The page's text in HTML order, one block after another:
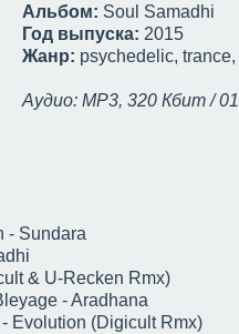
Альбом: Soul Samadhi
Год выпуска: 2015
Жанр: psychedelic,
Аудио: MP3, 320 Кбит /
- Sundara
& U-Recken Rmx)
- Aradhana
Evolution (Digicult Rmx)